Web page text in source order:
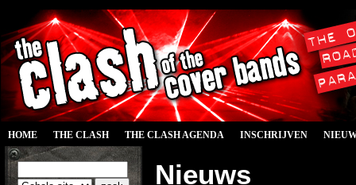
HOME THE CLASH THE CLASH AGENDA INSCHRIJVEN
Nieuws